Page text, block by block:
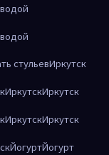
стульевИркутск
ИркутскИркутск
ИркутскИркутск
ЙогуртЙогурт